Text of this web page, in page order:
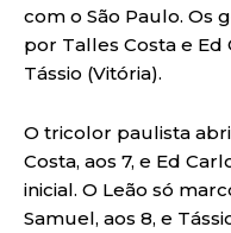
com o São Paulo. Os
por Talles Costa e Ed
Tássio (Vitória).
O tricolor paulista
Costa, aos 7, e Ed
inicial. O Leão só
Samuel, aos 8, e